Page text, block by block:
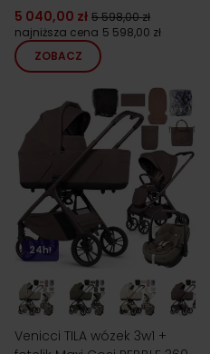
5 040,00 zł 5 598,00 zł
najniższa cena 5 598,00 zł
ZOBACZ
24h!
Venicci TILA wózek 3w1 +